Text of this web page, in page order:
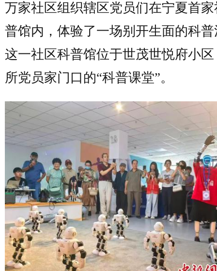
万家社区组织辖区党员们在宁夏首
普馆内，体验了一场别开生面的科
这一社区科普馆位于世茂世悦府小
所党员家门口的“科普课堂”。